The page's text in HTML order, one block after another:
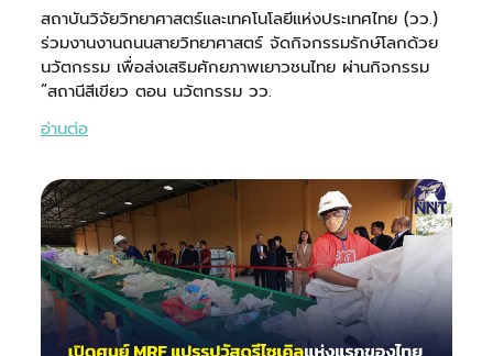
สถาบันวิจัยวิทยาศาสตร์และเทคโนโลยีแห่งประเทศไทย (วว.)
ร่วมงานงานถนนสายวิทยาศาสตร์ จัดกิจกรรมรักษ์โลกด้วย
นวัตกรรม เพื่อส่งเสริมศักยภาพเยาวชนไทย ผ่านกิจกรรม
“สถานีสีเขียว ตอน นวัตกรรม วว.
อ่านต่อ